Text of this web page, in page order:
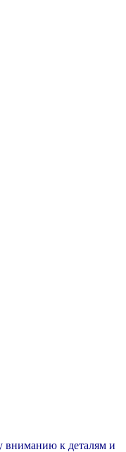
вниманию к деталям и